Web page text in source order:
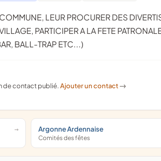
PARTICIPER A LA FETE
BALL-TRAP ETC...)
de contact publié.Ajouter un contact ->
Argonne Ardennaise
Comités des fêtes